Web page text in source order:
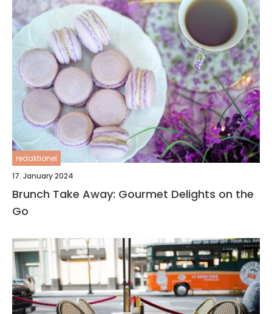
redaktionel
17. January 2024
Brunch Take Away: Gourmet Delights on the
Go